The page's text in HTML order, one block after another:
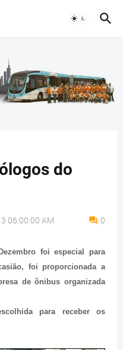
do
06:00:00 AM 0
foi especial para
foi proporcionada a
de ônibus organizada
para receber os